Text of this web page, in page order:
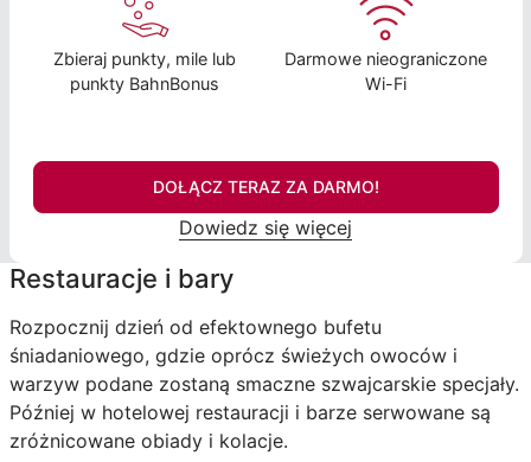
Zbieraj punkty, mile lub
punkty BahnBonus
Darmowe nieograniczone
Wi-Fi
DOŁĄCZ TERAZ ZA DARMO!
Dowiedz się więcej
Restauracje i bary
Rozpocznij dzień od efektownego bufetu
śniadaniowego, gdzie oprócz świeżych owoców i
warzyw podane zostaną smaczne szwajcarskie specjały.
Później w hotelowej restauracji i barze serwowane są
zróżnicowane obiady i kolacje.